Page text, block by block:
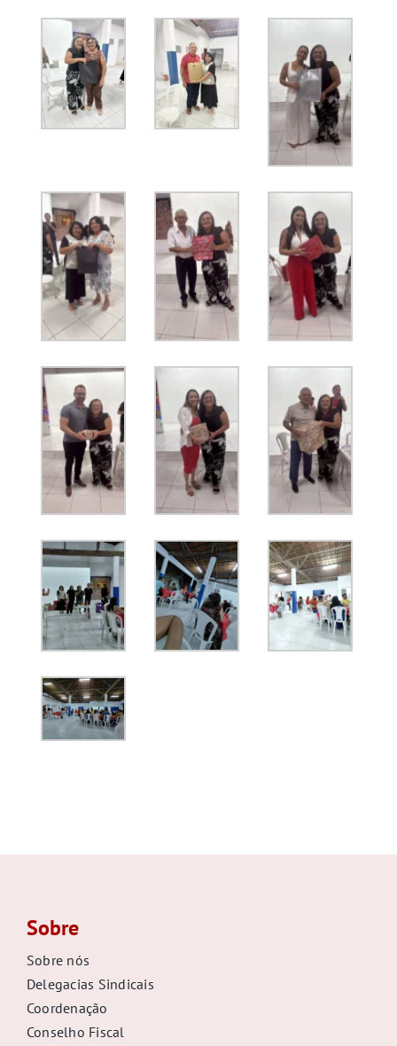
Sobre
Sobre nós
Delegacias Sindicais
Coordenação
Conselho Fiscal